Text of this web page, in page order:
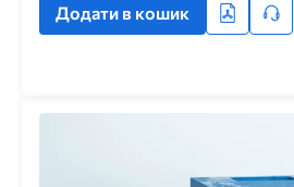
Додати в кошик